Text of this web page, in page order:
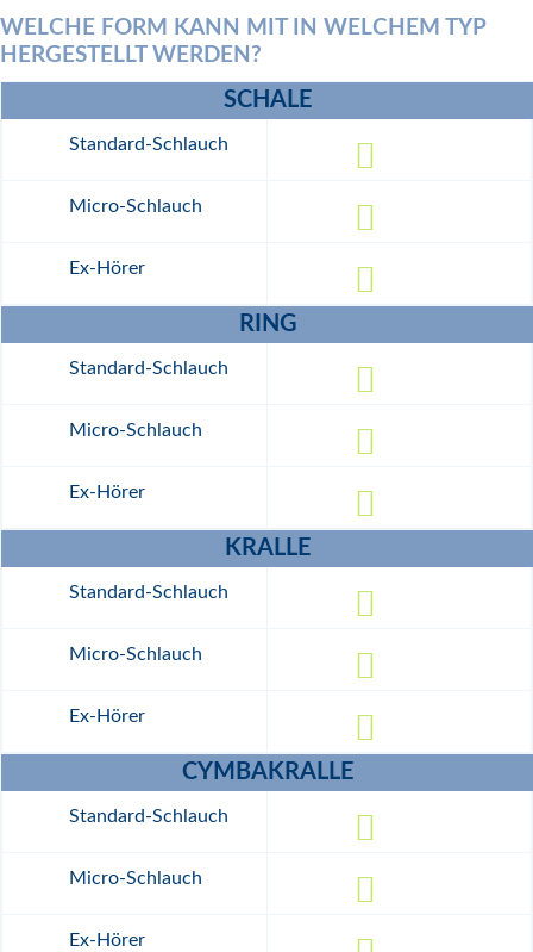
WELCHE FORM KANN MIT IN WELCHEM TYP
HERGESTELLT WERDEN?
Standard-
Schlauch
Schlauch
SCHALE
RING
KRALLE
CYMBAKRALLE